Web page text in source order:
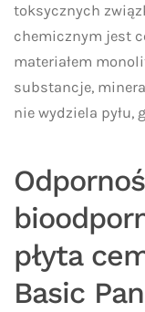
toksycznych
chemicznym jest
materiałem
substancje,
nie wydziela pyłu,
płyta
Basic